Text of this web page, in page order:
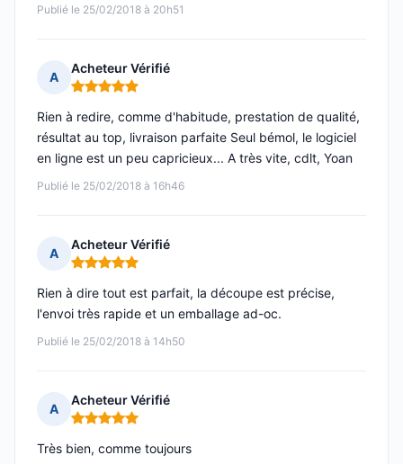
Publié le 25/02/2018 à 20h51
A
Acheteur Vérifié
Note : 5 sur 5
Publié le 25/02/2018 à 16h46
Rien à redire, comme d'habitude, prestation de qualité,
résultat au top, livraison parfaite Seul bémol, le logiciel
en ligne est un peu capricieux... A très vite, cdlt, Yoan
A
Acheteur Vérifié
Note : 5 sur 5
Publié le 25/02/2018 à 14h50
Rien à dire tout est parfait, la découpe est précise,
l'envoi très rapide et un emballage ad-oc.
A
Acheteur Vérifié
Note : 5 sur 5
Très bien, comme toujours